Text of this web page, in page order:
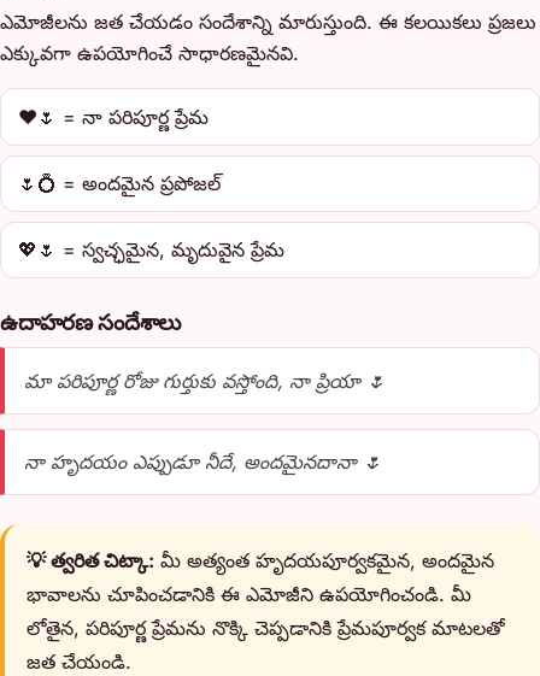
ఎమోజీలను జత చేయడం సందేశాన్ని మారుస్తుంది. ఈ కలయికలు ప్రజలు
ఎక్కువగా ఉపయోగించే సాధారణమైనవి.
❤️🌷 = నా పరిపూర్ణ ప్రేమ
🌷💍 = అందమైన ప్రపోజల్
💖🌷 = స్వచ్ఛమైన, మృదువైన ప్రేమ
ఉదాహరణ సందేశాలు
మా పరిపూర్ణ రోజు గుర్తుకు వస్తోంది, నా ప్రియా 🌷
నా హృదయం ఎప్పుడూ నీదే, అందమైనదానా 🌷
💡 త్వరిత చిట్కా: మీ అత్యంత హృదయపూర్వకమైన, అందమైన
భావాలను చూపించడానికి ఈ ఎమోజీని ఉపయోగించండి. మీ
లోతైన, పరిపూర్ణ ప్రేమను నొక్కి చెప్పడానికి ప్రేమపూర్వక మాటలతో
జత చేయండి.